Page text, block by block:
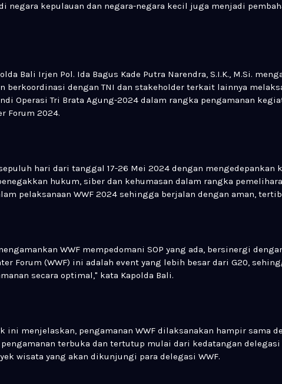
negara kepulauan dan negara-negara kecil juga menjadi
Bali Irjen Pol. Ida Bagus Kade Putra Narendra, S.I.K., M.Si.
berkoordinasi dengan TNI dan stakeholder terkait lainnya
Operasi Tri Brata Agung-2024 dalam rangka pengamanan
Forum 2024.
hari dari tanggal 17-26 Mei 2024 dengan mengedepankan
hukum, siber dan kehumasan dalam rangka
pelaksanaan WWF 2024 sehingga berjalan dengan aman,
WWF mempedomani SOP yang ada, bersinergi
Forum (WWF) ini adalah event yang lebih besar dari G20,
secara optimal," kata Kapolda Bali.
ini menjelaskan, pengamanan WWF dilaksanakan hampir sama
terbuka dan tertutup mulai dari kedatangan delegasi
wisata yang akan dikunjungi para delegasi WWF.